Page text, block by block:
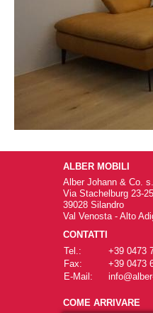
ALBER MOBILI
Alber Johann & Co.
Via Stachelburg 23-25
39028 Silandro
Val Venosta - Alto
CONTATTI
Tel.:
+39 0473
Fax:
+39 0473
E-Mail:
COME ARRIVARE